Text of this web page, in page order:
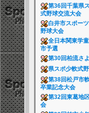
第36回千葉県
式野球交流大会
白井市スポー
野球大会
全日本関東学
市予選
第30回柏流さ
県スポ少軟式
第38回松戸市
卒業記念大会
第32回東葛地
会